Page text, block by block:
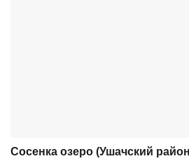
Сосенка озеро (Ушачский